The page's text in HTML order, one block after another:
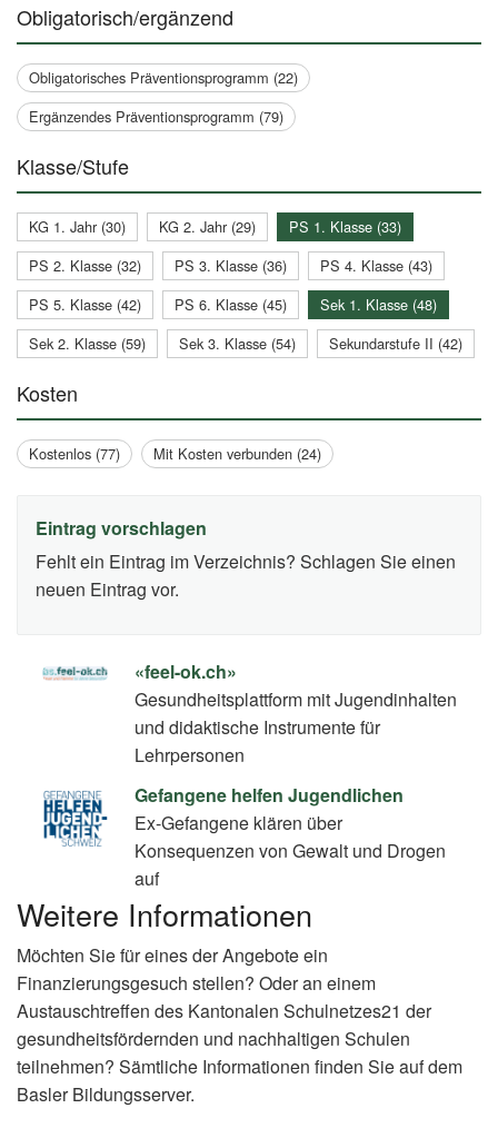
«feel-ok.ch»
Gesundheitsplattform mit Jugendinhalten
und didaktische Instrumente für
Lehrpersonen
Gefangene helfen Jugendlichen
Ex-Gefangene klären über
Konsequenzen von Gewalt und Drogen
auf
Weitere Informationen
Möchten Sie für eines der Angebote ein
Finanzierungsgesuch stellen? Oder an einem
Austauschtreffen des Kantonalen Schulnetzes21 der
gesundheitsfördernden und nachhaltigen Schulen
teilnehmen? Sämtliche Informationen finden Sie auf dem
Basler Bildungsserver.
Obligatorisch/ergänzend
Obligatorisches Präventionsprogramm (22)
Ergänzendes Präventionsprogramm (79)
Klasse/Stufe
KG 1. Jahr (30) KG 2. Jahr (29)
PS 1. Klasse (33)
PS 2. Klasse (32)
PS 3. Klasse (36)
PS 4. Klasse (43)
PS 5. Klasse (42)
PS 6. Klasse (45)
Sek 1. Klasse (48)
Sek 2. Klasse (59)
Sek 3. Klasse (54) Sekundarstufe II (42)
Kosten
Kostenlos (77) Mit Kosten verbunden (24)
Eintrag vorschlagen
Fehlt ein Eintrag im Verzeichnis? Schlagen Sie einen
neuen Eintrag vor.